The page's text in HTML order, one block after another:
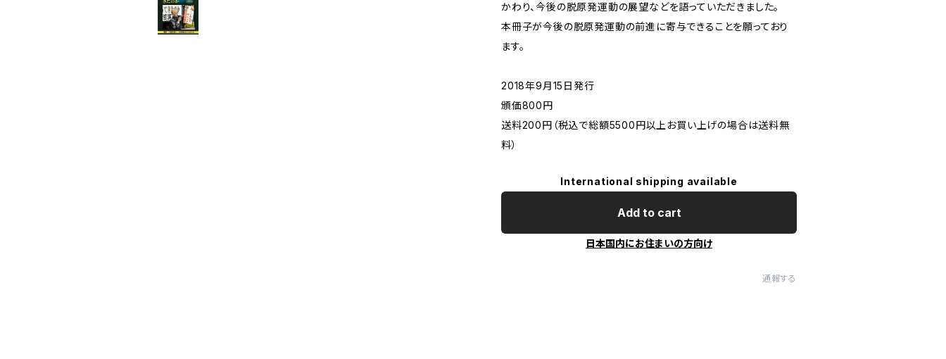
かわり、今後の脱原発運動の展望などを語っていただきました。
本冊子が今後の脱原発運動の前進に寄与できることを願っており
ます。
2018年9月15日発行
頒価800円
送料200円（税込で総額5500円以上お買い上げの場合は送料無
料）
International shipping available
Add to cart
日本国内にお住まいの方向け
通報する